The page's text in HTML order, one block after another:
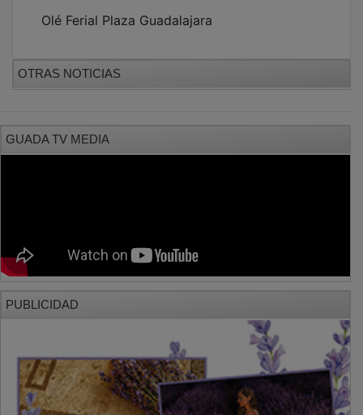
Olé Ferial Plaza Guadalajara
OTRAS NOTICIAS
GUADA TV MEDIA
PUBLICIDAD